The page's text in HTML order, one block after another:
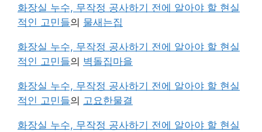
화장실 누수, 무작정 공사하기 전에 알아야 할 현실
적인 고민들의 물새는집
화장실 누수, 무작정 공사하기 전에 알아야 할 현실
적인 고민들의 벽돌집마을
화장실 누수, 무작정 공사하기 전에 알아야 할 현실
적인 고민들의 고요한물결
화장실 누수, 무작정 공사하기 전에 알아야 할 현실